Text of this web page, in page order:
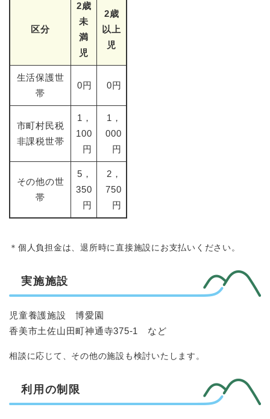
区分
2歳
未
満
児
2歳
以上
児
生活保護世
帯
0円 0円
市町村民税
非課税世帯
1，
100
円
1，
000
円
その他の世
帯
5，
350
円
2，
750
円
＊個人負担金は、退所時に直接施設にお支払いください。
実施施設
児童養護施設 博愛園
香美市土佐山田町神通寺375-1 など
相談に応じて、その他の施設も検討いたします。
利用の制限